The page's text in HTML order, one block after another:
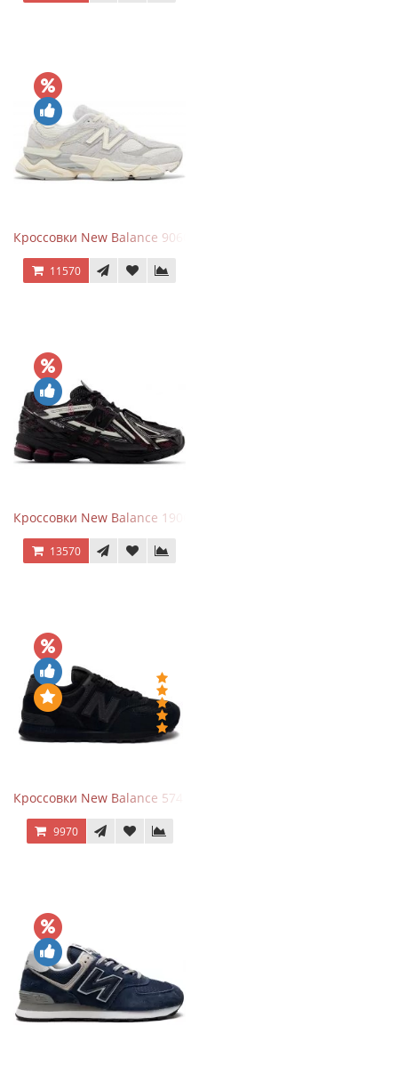
Кроссовки New Balance 9060 Quartz Grey
11570
Кроссовки New Balance 1906A Dragon Berry
13570
Кроссовки New Balance 574 All Black
9970